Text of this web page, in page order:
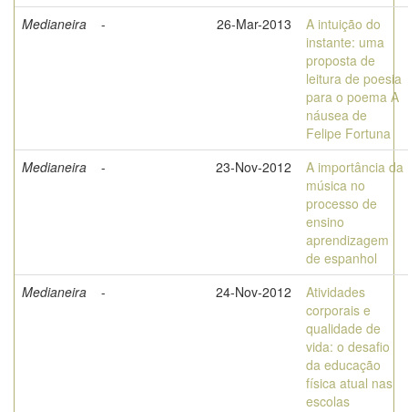
Medianeira
- 26-Mar-2013
A intuição do
instante: uma
proposta de
leitura de poesia
para o poema A
náusea de
Felipe Fortuna
Medianeira
- 23-Nov-2012
A importância da
música no
processo de
ensino
aprendizagem
de espanhol
Medianeira
- 24-Nov-2012
Atividades
corporais e
qualidade de
vida: o desafio
da educação
física atual nas
escolas